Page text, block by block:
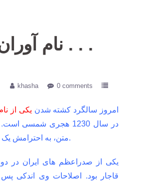
. . . نام آوران (1) . . .
khasha
0 comments
امروز سالگرد کشته شدن یکی از
در سال 1230 هجری شمسی
متن، به احترامش یک دقیقه سکوت کنیم.
یکی از صدراعظم های
ایران در
قاجار
بود. اصلاحات وی اندکی